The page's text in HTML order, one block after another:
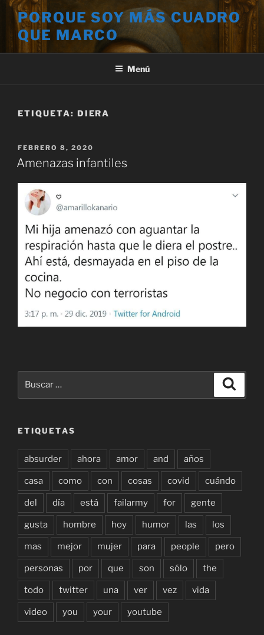
Saltar
contenido
PORQUE SOY MÁS CUADRO
QUE MARCO
Menú
ETIQUETA: DIERA
PUBLICADO
EL
FEBRERO 8, 2020
Amenazas infantiles
ETIQUETAS
absurder ahora amor and años
casa como con cosas covid cuándo
del día está failarmy for gente
gusta hombre hoy humor las los
mas mejor mujer para people pero
personas por que son sólo the
todo twitter una ver vez vida
video you your youtube